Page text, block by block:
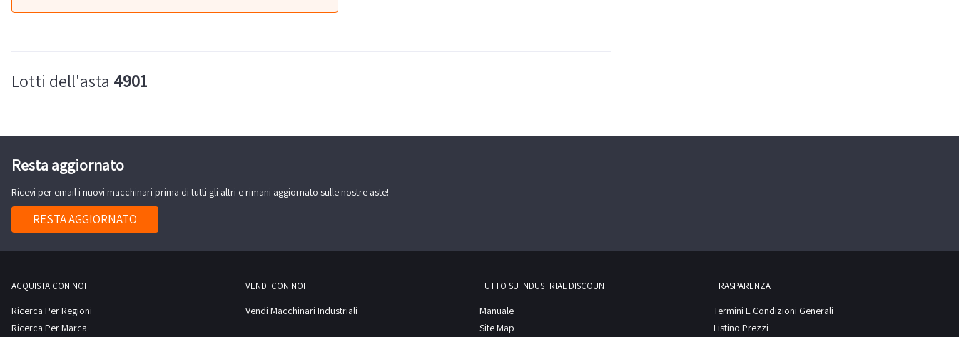
Lotti dell'asta 4901
Resta aggiornato
Ricevi per email i nuovi macchinari prima di tutti gli altri e rimani aggiornato sulle nostre aste!
RESTA AGGIORNATO
ACQUISTA CON NOI
Ricerca Per Regioni
Ricerca Per Marca
VENDI CON NOI
Vendi Macchinari Industriali
TUTTO SU INDUSTRIAL DISCOUNT
Manuale
Site Map
TRASPARENZA
Termini E Condizioni Generali
Listino Prezzi